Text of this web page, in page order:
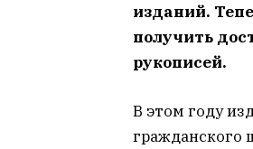
изданий.
получить
рукописей.
В этом году
гражданского